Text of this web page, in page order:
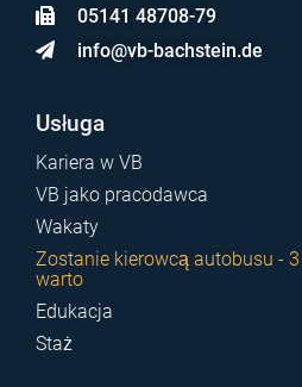
05141 48708-79
info@vb-bachstein.de
Usługa
Kariera w VB
VB jako pracodawca
Wakaty
Zostanie kierowcą autobusu -
warto
Edukacja
Staż